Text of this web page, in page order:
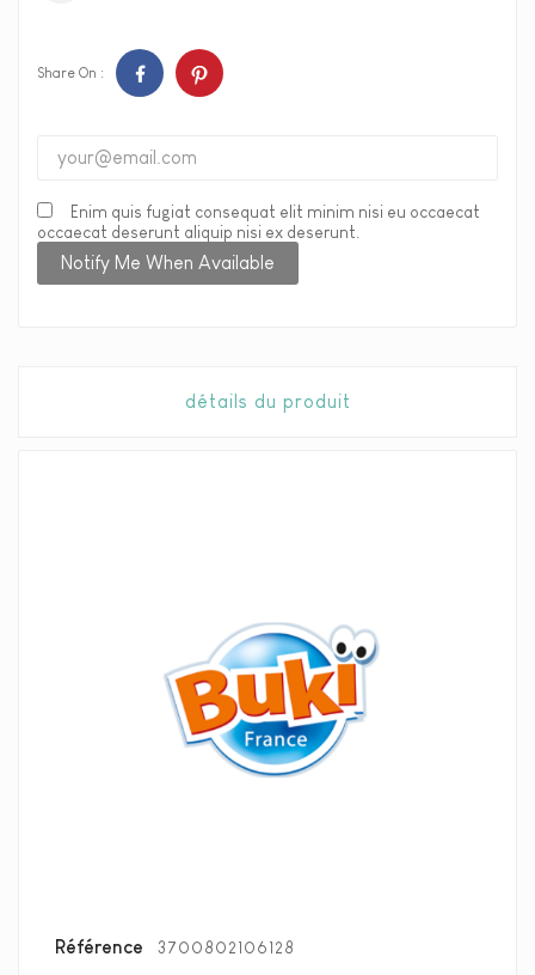
Share On :
Enim quis fugiat consequat elit minim nisi eu occaecat
occaecat deserunt aliquip nisi ex deserunt.
Notify Me When Available
détails du produit
Référence 3700802106128